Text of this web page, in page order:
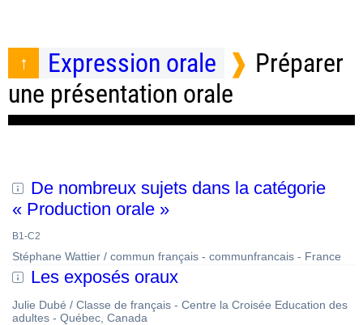
Expression orale
Préparer
une présentation orale
De nombreux sujets dans la catégorie
« Production orale »
B1-C2
Stéphane Wattier / commun français - communfrancais - France
Les exposés oraux
Julie Dubé / Classe de français - Centre la Croisée Education des
adultes - Québec, Canada